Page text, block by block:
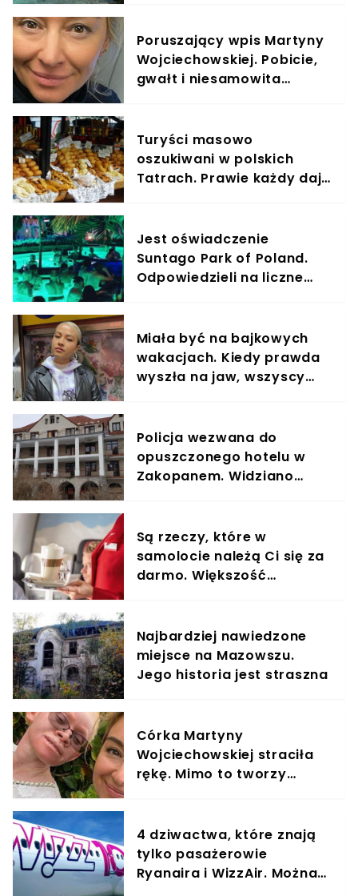
Poruszający wpis Martyny
Wojciechowskiej. Pobicie,
gwałt i niesamowita
Turyści masowo
oszukiwani w polskich
Tatrach. Prawie każdy daje
Jest oświadczenie
Suntago Park of Poland.
Odpowiedzieli na liczne
Miała być na bajkowych
wakacjach. Kiedy prawda
wyszła na jaw, wszyscy
Policja wezwana do
opuszczonego hotelu w
Zakopanem. Widziano
Są rzeczy, które w
samolocie należą Ci się za
darmo. Większość
Najbardziej nawiedzone
miejsce na Mazowszu.
Jego historia jest straszna
Córka Martyny
Wojciechowskiej straciła
rękę. Mimo to tworzy
4 dziwactwa, które znają
tylko pasażerowie
Ryanaira i WizzAir. Można